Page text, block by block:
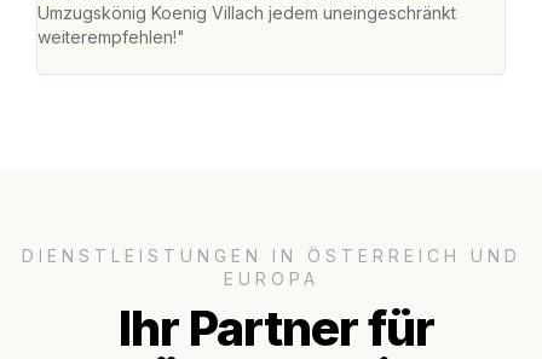
Umzugskönig Koenig Villach jedem uneingeschränkt
weiterempfehlen!"
DIENSTLEISTUNGEN IN ÖSTERREICH UND
EUROPA
Ihr Partner für